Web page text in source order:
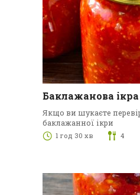
Баклажанова
Якщо ви шукаєте
баклажанної ікри
1 год 30 хв 4